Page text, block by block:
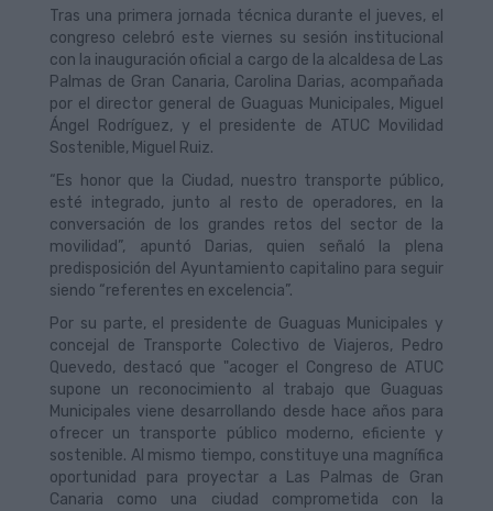
Tras una primera jornada técnica durante el jueves, el
congreso celebró este viernes su sesión institucional
con la inauguración oficial a cargo de la alcaldesa de Las
Palmas de Gran Canaria, Carolina Darias, acompañada
por el director general de Guaguas Municipales, Miguel
Ángel Rodríguez, y el presidente de ATUC Movilidad
Sostenible, Miguel Ruiz.
“Es honor que la Ciudad, nuestro transporte público,
esté integrado, junto al resto de operadores, en la
conversación de los grandes retos del sector de la
movilidad”, apuntó Darias, quien señaló la plena
predisposición del Ayuntamiento capitalino para seguir
siendo “referentes en excelencia”.
Por su parte, el presidente de Guaguas Municipales y
concejal de Transporte Colectivo de Viajeros, Pedro
Quevedo, destacó que "acoger el Congreso de ATUC
supone un reconocimiento al trabajo que Guaguas
Municipales viene desarrollando desde hace años para
ofrecer un transporte público moderno, eficiente y
sostenible. Al mismo tiempo, constituye una magnífica
oportunidad para proyectar a Las Palmas de Gran
Canaria como una ciudad comprometida con la